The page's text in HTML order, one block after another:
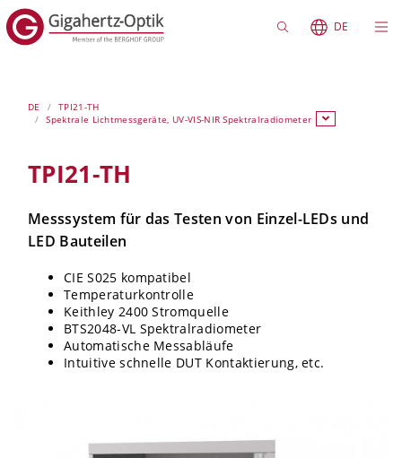
DE
DE
TPI21-TH
Spektrale Lichtmessgeräte, UV-VIS-NIR Spektralradiometer
TPI21-TH
Messsystem für das Testen von Einzel-LEDs und
LED Bauteilen
CIE S025 kompatibel
Temperaturkontrolle
Keithley 2400 Stromquelle
BTS2048-VL Spektralradiometer
Automatische Messabläufe
Intuitive schnelle DUT Kontaktierung, etc.